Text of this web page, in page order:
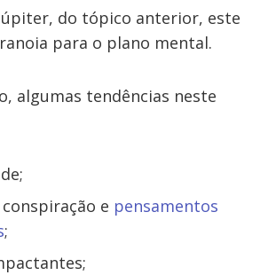
do tópico anterior, este
para o plano mental.
algumas tendências neste
e pensamentos
;